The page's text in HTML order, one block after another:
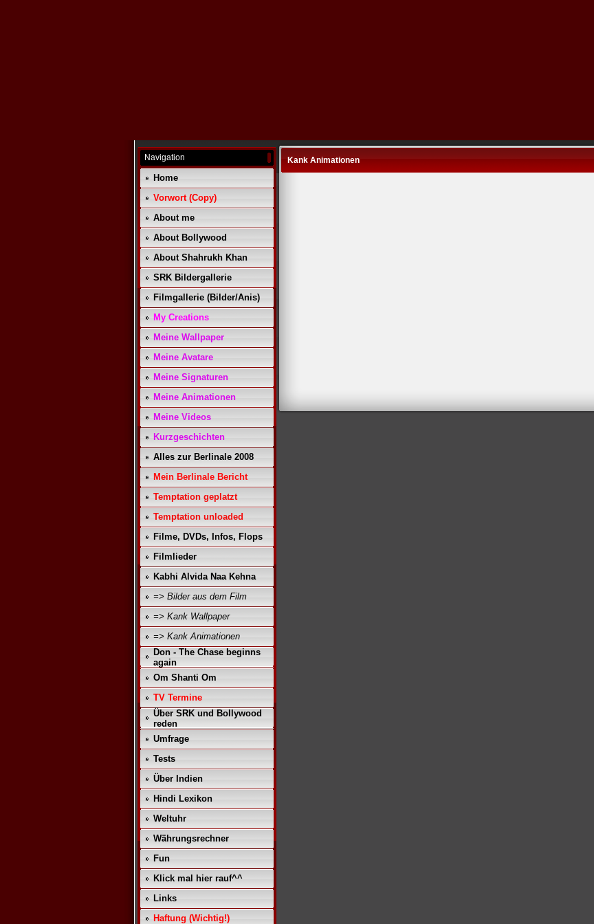
Navigation
Home
Vorwort (Copy)
About me
About Bollywood
About Shahrukh Khan
SRK Bildergallerie
Filmgallerie (Bilder/Anis)
My Creations
Meine Wallpaper
Meine Avatare
Meine Signaturen
Meine Animationen
Meine Videos
Kurzgeschichten
Alles zur Berlinale 2008
Mein Berlinale Bericht
Temptation geplatzt
Temptation unloaded
Filme, DVDs, Infos, Flops
Filmlieder
Kabhi Alvida Naa Kehna
=> Bilder aus dem Film
=> Kank Wallpaper
=> Kank Animationen
Don - The Chase beginns
again
Om Shanti Om
TV Termine
Über SRK und Bollywood
reden
Umfrage
Tests
Über Indien
Hindi Lexikon
Weltuhr
Währungsrechner
Fun
Klick mal hier rauf^^
Links
Haftung (Wichtig!)
Kank Animationen